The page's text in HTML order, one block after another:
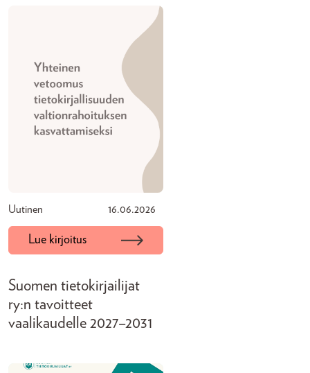
Uutinen 16.06.2026
Lue kirjoitus
Suomen tietokirjailijat
ry:n tavoitteet
vaalikaudelle 2027–2031